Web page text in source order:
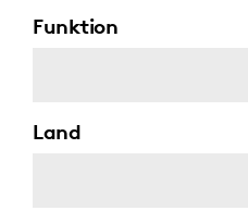
Funktion
Land